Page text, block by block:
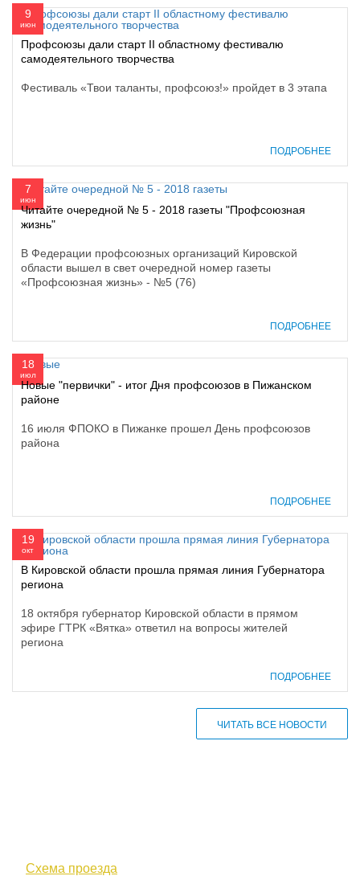
9
июн
Профсоюзы дали старт II областному фестивалю
самодеятельного творчества
Фестиваль «Твои таланты, профсоюз!» пройдет в 3 этапа
ПОДРОБНЕЕ
7
июн
Читайте очередной № 5 - 2018 газеты "Профсоюзная
жизнь"
В Федерации профсоюзных организаций Кировской
области вышел в свет очередной номер газеты
«Профсоюзная жизнь» - №5 (76)
ПОДРОБНЕЕ
18
июл
Новые "первички" - итог Дня профсоюзов в Пижанском
районе
16 июля ФПОКО в Пижанке прошел День профсоюзов
района
ПОДРОБНЕЕ
19
окт
В Кировской области прошла прямая линия Губернатора
региона
18 октября губернатор Кировской области в прямом
эфире ГТРК «Вятка» ответил на вопросы жителей
региона
ПОДРОБНЕЕ
ЧИТАТЬ ВСЕ НОВОСТИ
Схема проезда